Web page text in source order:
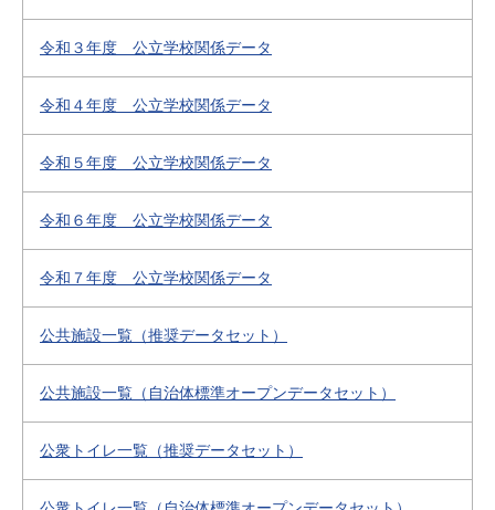
令和３年度 公立学校関係データ
令和４年度 公立学校関係データ
令和５年度 公立学校関係データ
令和６年度 公立学校関係データ
令和７年度 公立学校関係データ
公共施設一覧（推奨データセット）
公共施設一覧（自治体標準オープンデータセット）
公衆トイレ一覧（推奨データセット）